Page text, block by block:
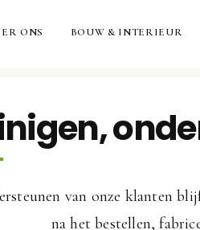
ONS BOUW & INTERIEUR
van onze klanten
na het bestellen,